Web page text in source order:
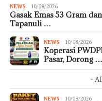
NEWS 10/08/2026
Gasak Emas 53 Gram
Tapanuli …
NEWS 10/08/2026
Koperasi
Pasar, Dorong …
-
NEWS 10/08/2026